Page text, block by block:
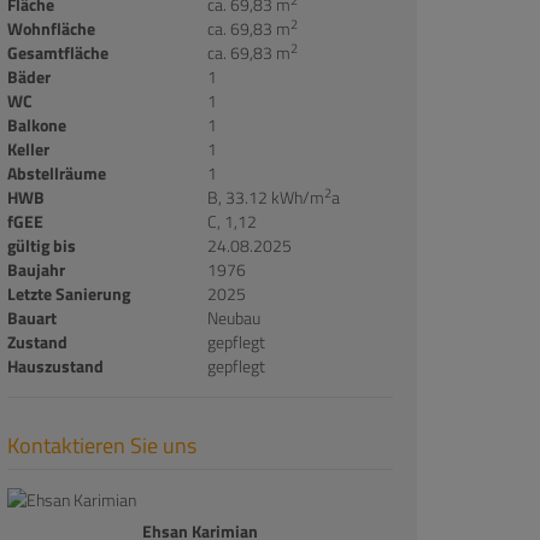
Wohnfläche ca. 69,83 m2
Gesamtfläche ca. 69,83 m2
Bäder
1
WC
1
Balkone
1
Keller
1
Abstellräume
1
HWB
B, 33.12 kWh/m2a
fGEE
C, 1,12
gültig bis
24.08.2025
Baujahr
1976
Letzte Sanierung
2025
Bauart
Neubau
Zustand
gepflegt
Hauszustand
gepflegt
Kontaktieren Sie uns
Ehsan Karimian